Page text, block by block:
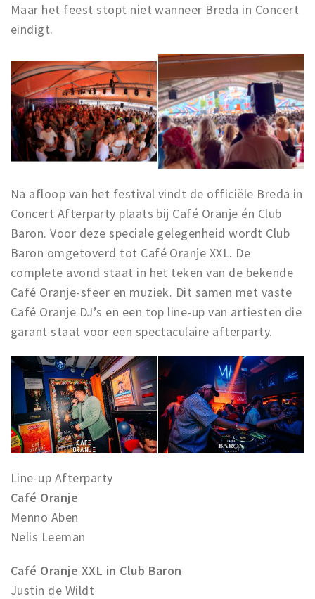
Maar het feest stopt niet wanneer Breda in Concert
eindigt.
Na afloop van het festival vindt de officiële Breda in
Concert Afterparty plaats bij Café Oranje én Club
Baron. Voor deze speciale gelegenheid wordt Club
Baron omgetoverd tot Café Oranje XXL. De
complete avond staat in het teken van de bekende
Café Oranje-sfeer en muziek. Dit samen met vaste
Café Oranje DJ’s en een top line-up van artiesten die
garant staat voor een spectaculaire afterparty.
Line-up Afterparty
Café Oranje
Menno Aben
Nelis Leeman
Café Oranje XXL in Club Baron
Justin de Wildt